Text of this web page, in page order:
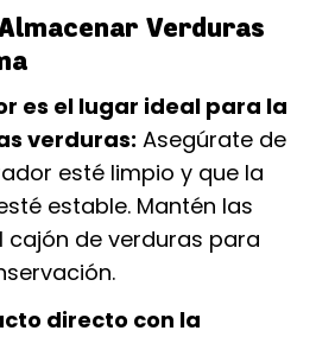
Verduras
es el lugar ideal para la
verduras: Asegúrate de
esté limpio y que la
estable. Mantén las
cajón de verduras para
directo con la